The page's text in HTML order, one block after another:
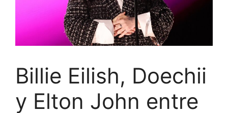
Billie Eilish, Doechii
y Elton John entre